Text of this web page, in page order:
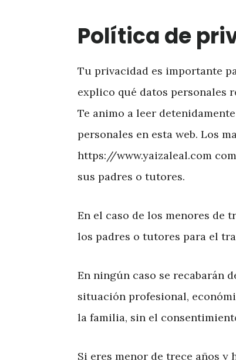
Política de
Tu privacidad es importante
explico qué datos personales
Te animo a leer
personales en esta web. Los
https://www.yaizaleal.com
sus padres o tutores.
En el caso de los menores de
los padres o tutores para el
En ningún caso se recabarán
situación profesional,
la familia, sin el
Si eres menor de trece años y